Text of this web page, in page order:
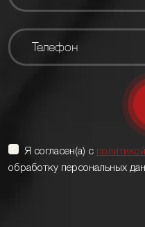
Я согласен(а) с
обработку персональных